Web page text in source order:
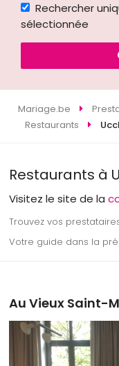
Rechercher
sélectionnée
Mariage.be
Restaurants
Restaurants à
Visitez le site de la
Trouvez vos
Votre guide dans la
Au Vieux Saint-